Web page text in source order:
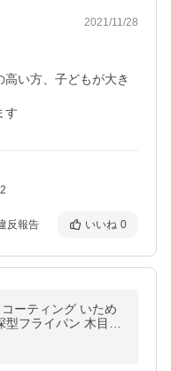
2021/11/28
い方、子どもが大き
す
反報告 いいね 0
ーティング いため
フライパン 木目調
フライパン S◇ ダ